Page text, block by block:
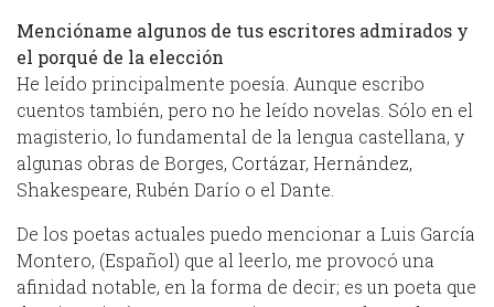
Mencióname algunos de tus escritores admirados y
el porqué de la elección
He leído principalmente poesía. Aunque escribo
cuentos también, pero no he leído novelas. Sólo en el
magisterio, lo fundamental de la lengua castellana, y
algunas obras de Borges, Cortázar, Hernández,
Shakespeare, Rubén Darío o el Dante.
De los poetas actuales puedo mencionar a Luis García
Montero, (Español) que al leerlo, me provocó una
afinidad notable, en la forma de decir; es un poeta que